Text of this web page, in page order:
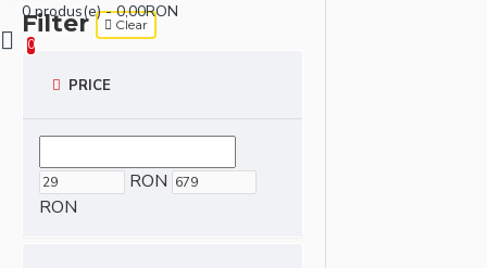
0 produs(e) - 0,00RON
0
Filter Clear
PRICE
RON
RON